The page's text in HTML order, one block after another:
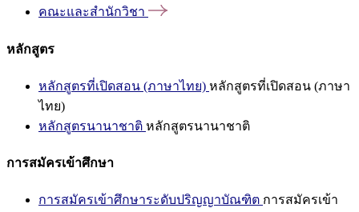
คณะและสำนักวิชา
หลักสูตร
หลักสูตรที่เปิดสอน (ภาษาไทย) หลักสูตรที่เปิดสอน (ภาษา
ไทย)
หลักสูตรนานาชาติ หลักสูตรนานาชาติ
การสมัครเข้าศึกษา
การสมัครเข้าศึกษาระดับปริญญาบัณฑิต การสมัครเข้า